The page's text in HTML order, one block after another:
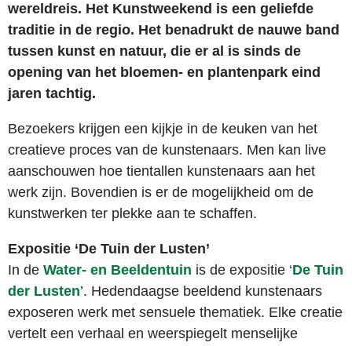
wereldreis. Het Kunstweekend is een geliefde
traditie in de regio. Het benadrukt de nauwe band
tussen kunst en natuur, die er al is sinds de
opening van het bloemen- en plantenpark eind
jaren tachtig.
Bezoekers krijgen een kijkje in de keuken van het
creatieve proces van de kunstenaars. Men kan live
aanschouwen hoe tientallen kunstenaars aan het
werk zijn. Bovendien is er de mogelijkheid om de
kunstwerken ter plekke aan te schaffen.
Expositie ‘De Tuin der Lusten’
In de Water- en Beeldentuin is de expositie ‘De Tuin
der Lusten’. Hedendaagse beeldend kunstenaars
exposeren werk met sensuele thematiek. Elke creatie
vertelt een verhaal en weerspiegelt menselijke